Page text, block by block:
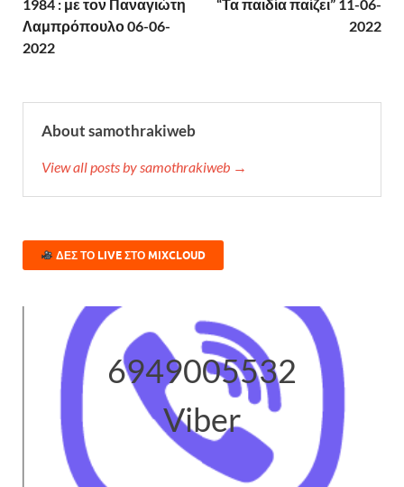
1984 : με τον Παναγιώτη
Λαμπρόπουλο 06-06-
2022
“Τα παιδία παίζει” 11-06-
2022
About samothrakiweb
View all posts by samothrakiweb →
ΔΕΣ ΤΟ LIVE ΣΤΟ MIXCLOUD
6949005532
Viber